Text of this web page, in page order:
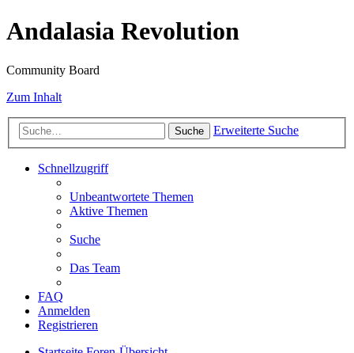
Andalasia Revolution
Community Board
Zum Inhalt
Suche Erweiterte Suche
Schnellzugriff
Unbeantwortete Themen
Aktive Themen
Suche
Das Team
FAQ
Anmelden
Registrieren